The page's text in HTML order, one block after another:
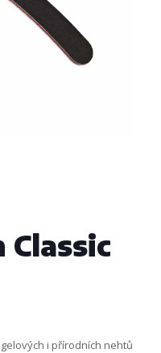
Classic
i přírodních nehtů